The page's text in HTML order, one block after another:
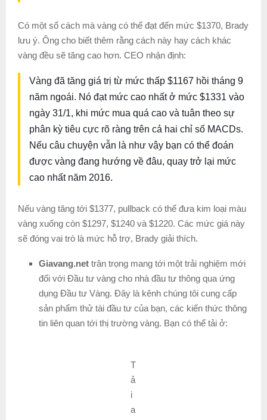
Có một số cách mà vàng có thể đạt đến mức $1370, Brady
lưu ý. Ông cho biết thêm rằng cách này hay cách khác
vàng đều sẽ tăng cao hơn. CEO nhận định:
Vàng đã tăng giá trị từ mức thấp $1167 hồi tháng 9
năm ngoái. Nó đạt mức cao nhất ở mức $1331 vào
ngày 31/1, khi mức mua quá cao và tuân theo sự
phân kỳ tiêu cực rõ ràng trên cả hai chỉ số MACDs.
Nếu câu chuyện vẫn là như vậy bạn có thể đoán
được vàng đang hướng về đâu, quay trở lại mức
cao nhất năm 2016.
Nếu vàng tăng tới $1377, pullback có thể đưa kim loại màu
vàng xuống còn $1297, $1240 và $1220. Các mức giá này
sẽ đóng vai trò là mức hỗ trợ, Brady giải thích.
Giavang.net trân trọng mang tới một trải nghiệm mới
đối với Đầu tư vàng cho nhà đầu tư thông qua ứng
dụng Đầu tư Vàng. Đây là kênh chúng tôi cung cấp
sản phẩm thử tài đầu tư của bạn, các kiến thức thông
tin liên quan tới thị trường vàng. Bạn có thể tải ở:
T
ả
i
a